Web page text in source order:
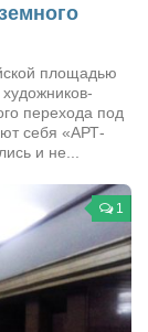
площадью
перехода под
себя «АРТ-
и не...
1